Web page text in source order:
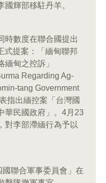
輝部移駐丹羊。
時數度在聯合國提出
式提案：「緬甸聯邦
緬甸之控訴」
Regarding Ag-
tang Government
指出緬控案「台灣國
華民國政府」。4月23
對李部滯緬行為予以
聯合軍事委員會」在